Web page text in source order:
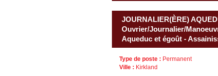
JOURNALIER(ÈRE)
Ouvrier/Journalier/
Aqueduc et égoût -
Type de poste : Permanent
Ville : Kirkland